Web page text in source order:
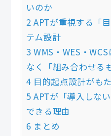
いのか
2 APTが重視する「
テム設計
3 WMS・WES・
なく「組み合わせる
4 目的起点設計がも
5 APTが「導入しな
できる理由
6 まとめ